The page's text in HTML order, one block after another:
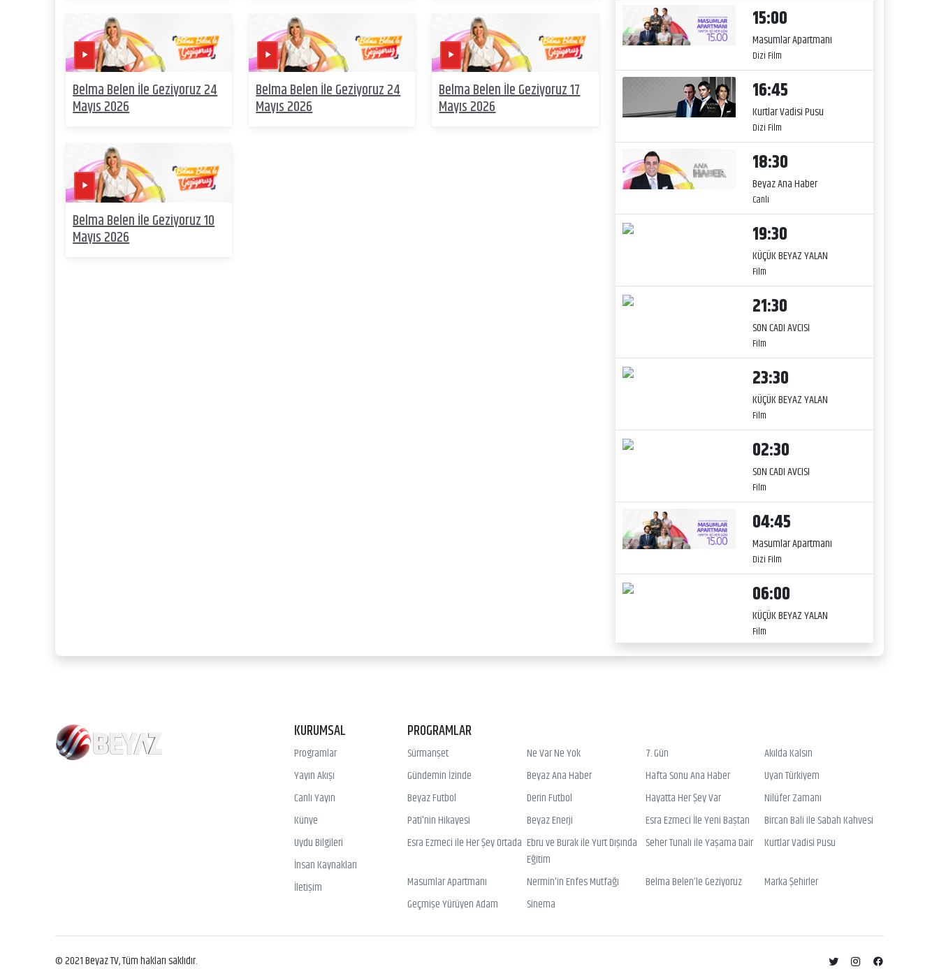
Belma Belen İle Geziyoruz 24
Mayıs 2026
Belma Belen İle Geziyoruz 24
Mayıs 2026
Belma Belen İle Geziyoruz 17
Mayıs 2026
Belma Belen İle Geziyoruz 10
Mayıs 2026
15:00
Masumlar Apartmanı
Dizi Film
16:45
Kurtlar Vadisi Pusu
Dizi Film
18:30
Beyaz Ana Haber
Canlı
19:30
KÜÇÜK BEYAZ YALAN
Film
21:30
SON CADI AVCISI
Film
23:30
KÜÇÜK BEYAZ YALAN
Film
02:30
SON CADI AVCISI
Film
04:45
Masumlar Apartmanı
Dizi Film
06:00
KÜÇÜK BEYAZ YALAN
Film
KURUMSAL
Programlar
Yayın Akışı
Canlı Yayın
Künye
Uydu Bilgileri
İnsan Kaynakları
İletişim
PROGRAMLAR
Sürmanşet Ne Var Ne Yok 7. Gün
Akılda Kalsın
Gündemin İzinde
Beyaz Ana Haber Hafta Sonu Ana Haber
Uyan Türkiyem
Beyaz Futbol
Derin Futbol Hayatta Her Şey Var
Nilüfer Zamanı
Pati'nin Hikayesi
Beyaz Enerji Esra Ezmeci İle Yeni Baştan
Bircan Bali ile Sabah Kahvesi
Esra Ezmeci ile Her Şey Ortada Ebru ve Burak ile Yurt Dışında
Eğitim
Seher Tunalı ile Yaşama Dair Kurtlar Vadisi Pusu
Masumlar Apartmanı Nermin'in Enfes Mutfağı Belma Belen’le Geziyoruz
Marka Şehirler
Geçmişe Yürüyen Adam
Sinema
© 2021 Beyaz TV, Tüm hakları saklıdır.